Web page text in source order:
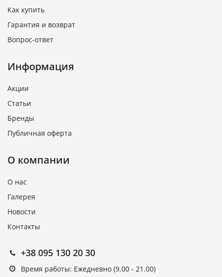
Как купить
Гарантия и возврат
Вопрос-ответ
Информация
Акции
Статьи
Бренды
Публичная оферта
О компании
О нас
Галерея
Новости
Контакты
+38 095 130 20 30
Время работы: Ежедневно (9.00 - 21.00)